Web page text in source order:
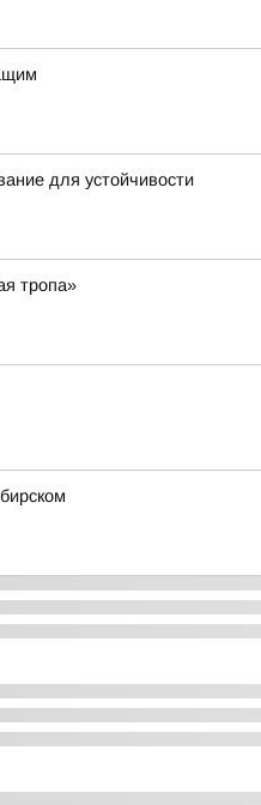
для устойчивости
тропа»